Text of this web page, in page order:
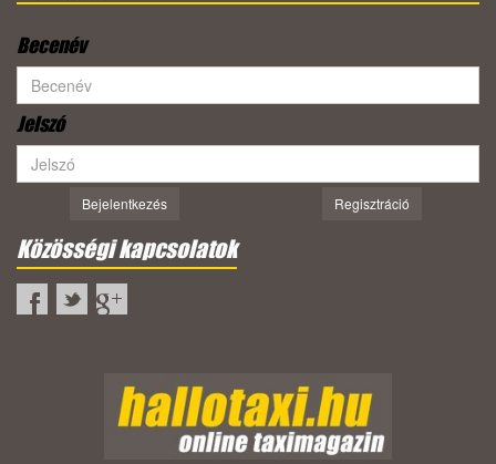
Becenév
Jelszó
Bejelentkezés Regisztráció
Közösségi kapcsolatok